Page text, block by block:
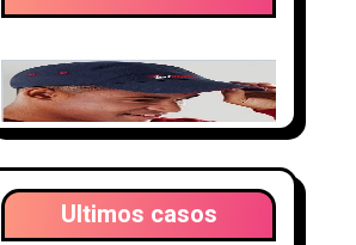
Ultimos casos